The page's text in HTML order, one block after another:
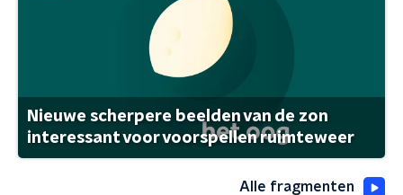
Nieuwe scherpere beelden van de zon
interessant voor voorspellen ruimteweer
Alle fragmenten